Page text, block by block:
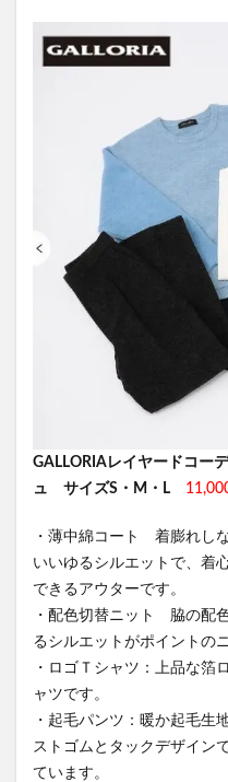
GALLORIAレイヤードコ
ュ サイズS・M・L
・薄中綿コート 着膨れし
いいゆるシルエットで、着
できるアウターです。
・配色切替ニット 脇の配
るシルエットがポイントの
・ロゴＴシャツ：上品な箔
ャツです。
・起毛パンツ：暖か起毛生
ストゴムとタックデザイン
ています。